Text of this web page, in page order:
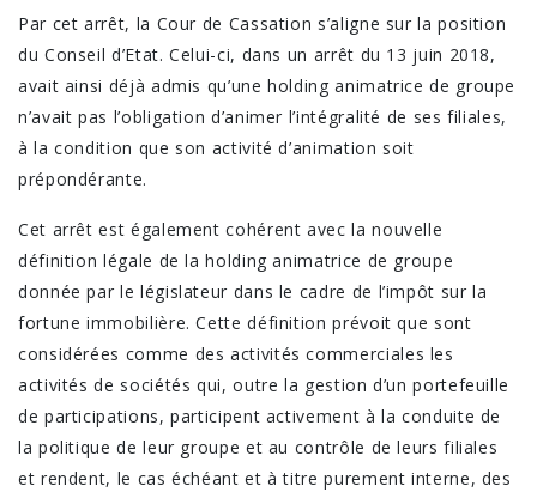
Par cet arrêt, la Cour de Cassation s’aligne sur la position
du Conseil d’Etat. Celui-ci, dans un arrêt du 13 juin 2018,
avait ainsi déjà admis qu’une holding animatrice de groupe
n’avait pas l’obligation d’animer l’intégralité de ses filiales,
à la condition que son activité d’animation soit
prépondérante.
Cet arrêt est également cohérent avec la nouvelle
définition légale de la holding animatrice de groupe
donnée par le législateur dans le cadre de l’impôt sur la
fortune immobilière. Cette définition prévoit que sont
considérées comme des activités commerciales les
activités de sociétés qui, outre la gestion d’un portefeuille
de participations, participent activement à la conduite de
la politique de leur groupe et au contrôle de leurs filiales
et rendent, le cas échéant et à titre purement interne, des